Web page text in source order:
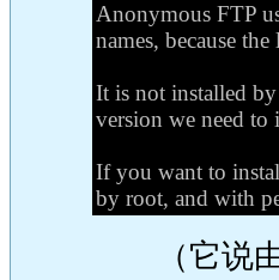
Anonymous FTP
names, because
It is not installed
version we need to
If you want to
by root, and with
（它说由